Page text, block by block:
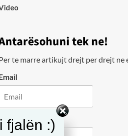
tek ne!
te marre artikujt drejt per drejt ne
Cityfjalën :)